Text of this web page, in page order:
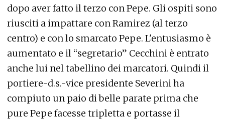
dopo aver fatto il terzo con Pepe. Gli ospiti sono
riusciti a impattare con Ramirez (al terzo
centro) e con lo smarcato Pepe. L'entusiasmo è
aumentato e il “segretario” Cecchini è entrato
anche lui nel tabellino dei marcatori. Quindi il
portiere-d.s.-vice presidente Severini ha
compiuto un paio di belle parate prima che
pure Pepe facesse tripletta e portasse il